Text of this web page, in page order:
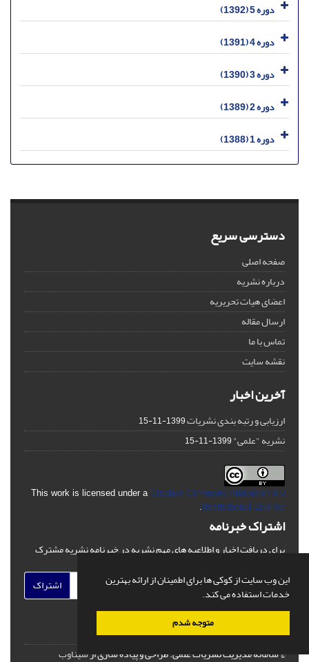
این وب سایت از کوکی ها برای اطمینان از ارائه بهترین
خدمات استفاده می کند.
متوجه شدم
دوره 5 (1392)
دوره 4 (1391)
دوره 3 (1390)
دوره 2 (1389)
دوره 1 (1388)
دسترسی سریع
صفحه اصلی
درباره نشریه
اعضای هیات تحریریه
ارسال مقاله
تماس با ما
نقشه سایت
آخرین اخبار
ارزیابی و رتبه بندی نشریات1399-11-15
نشریه "علمی"1399-11-15
This work is licensed under a Creative Commons Attribution 4.0
International License
.
اشتراک خبرنامه
برای دریافت اخبار و اطلاعیه های مهم نشریه در خبرنامه نشریه مشترک
اشتراک
© سامانه مدیریت نشریات علمی.طراحی و پیاده سازی ازسیناوب